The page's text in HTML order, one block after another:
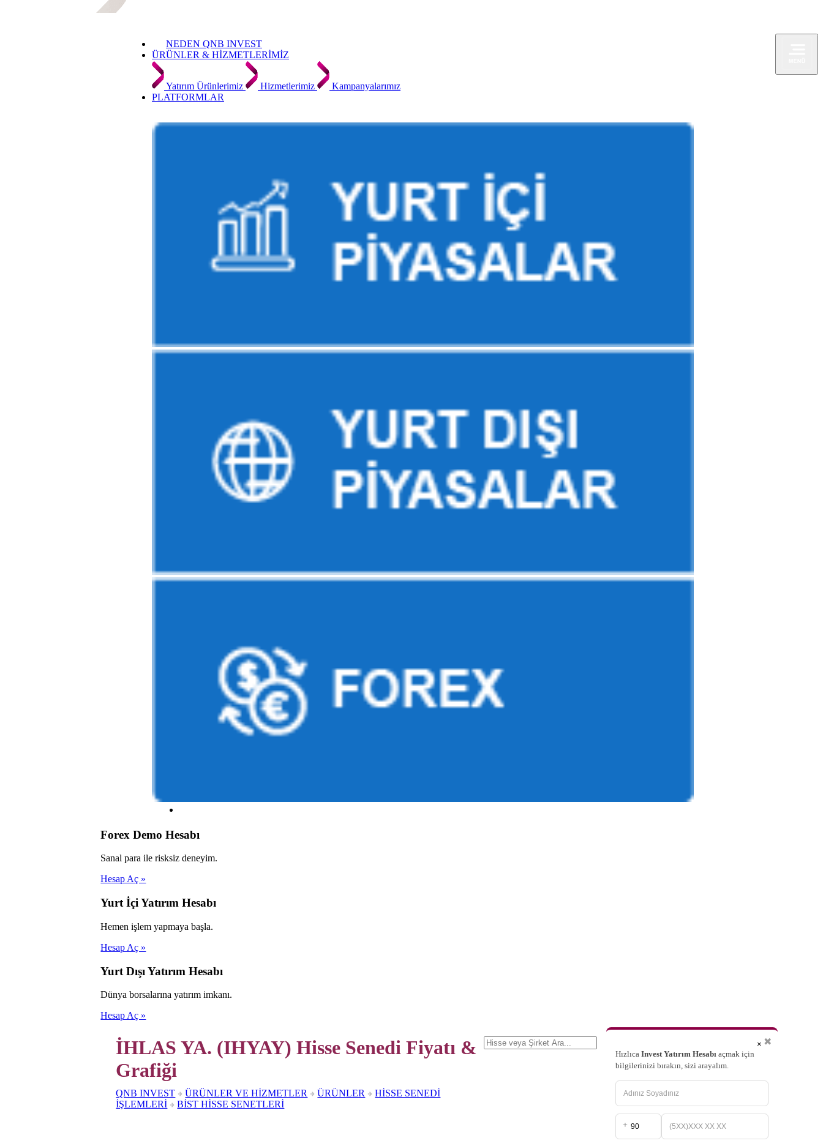
NEDEN QNB INVEST
ÜRÜNLER & HİZMETLERİMİZ
Yatırım Ürünlerimiz Hizmetlerimiz
Kampanyalarımız
PLATFORMLAR
Forex Demo Hesabı
Sanal para ile risksiz deneyim.
Hesap Aç »
Yurt İçi Yatırım Hesabı
Hemen işlem yapmaya başla.
Hesap Aç »
Yurt Dışı Yatırım Hesabı
Dünya borsalarına yatırım imkanı.
Hesap Aç »
İHLAS YA. (IHYAY) Hisse SenediFiyatı &
Grafiği
QNB INVEST ÜRÜNLER VE HİZMETLER ÜRÜNLER
HİSSE SENEDİ
İŞLEMLERİ
BİST HİSSE SENETLERİ
✖
Hızlıca Invest Yatırım Hesabıaçmak için
bilgilerinizi bırakın, sizi arayalım.
+
×